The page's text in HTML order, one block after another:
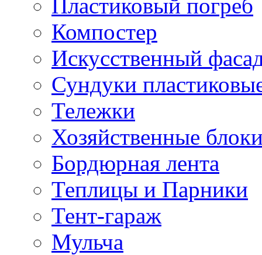
Пластиковый погреб
Компостер
Искусственный
Сундуки
Тележки
Хозяйственные
Бордюрная лента
Теплицы и Парники
Тент-гараж
Мульча